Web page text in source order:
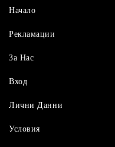
Начало
Рекламации
За Нас
Вход
Лични Данни
Условия